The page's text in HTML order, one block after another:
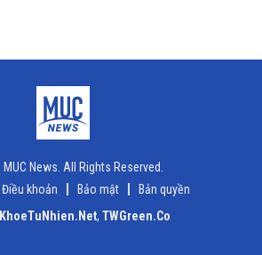
News. All Rights Reserved.
Điều khoản Bảo mật
Bản quyền
KhoeTuNhien.Net, TWGreen.Co